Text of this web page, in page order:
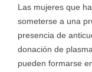
Las mujeres que
someterse a una
presencia de
donación de
pueden formarse